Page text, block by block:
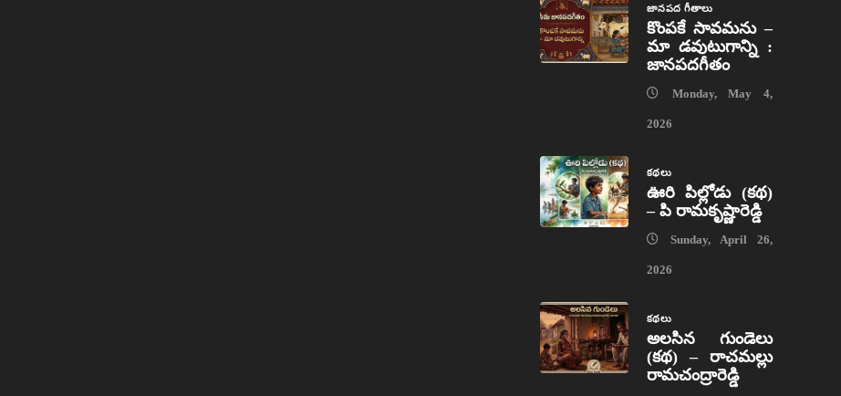
జానపద గీతాలు
కొంపకే సావమను –
మా డవుటుగాన్ని :
జానపదగీతం
Monday, May 4,
2026
కథలు
ఊరి పిల్లోడు (కథ)
– పి రామకృష్ణారెడ్డి
Sunday, April 26,
2026
కథలు
అలసిన గుండెలు
(కథ) – రాచమల్లు
రామచంద్రారెడ్డి